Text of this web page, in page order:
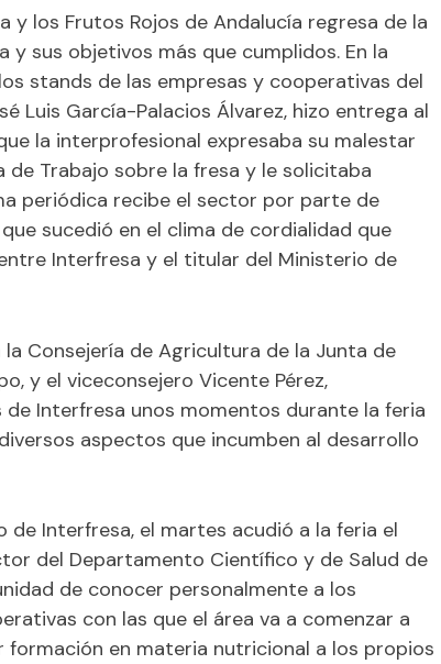
y los Frutos Rojos de Andalucía regresa de la
sus objetivos más que cumplidos. En la
stands de las empresas y cooperativas del
Luis García-Palacios Álvarez, hizo entrega al
la interprofesional expresaba su malestar
Trabajo sobre la fresa y le solicitaba
periódica recibe el sector por parte de
sucedió en el clima de cordialidad que
Interfresa y el titular del Ministerio de
Consejería de Agricultura de la Junta de
y el viceconsejero Vicente Pérez,
Interfresa unos momentos durante la feria
aspectos que incumben al desarrollo
Interfresa, el martes acudió a la feria el
del Departamento Científico y de Salud de
de conocer personalmente a los
con las que el área va a comenzar a
en materia nutricional a los propios